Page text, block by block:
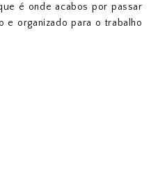
é onde acabos por passar
organizado para o trabalho